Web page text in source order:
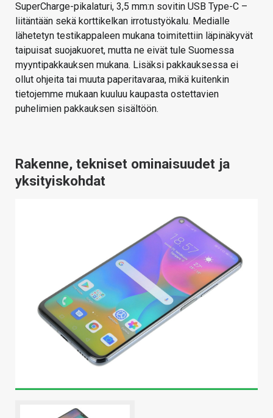
SuperCharge-pikalaturi, 3,5 mm:n sovitin USB Type-C –
liitäntään sekä korttikelkan irrotustyökalu. Medialle
lähetetyn testikappaleen mukana toimitettiin läpinäkyvät
taipuisat suojakuoret, mutta ne eivät tule Suomessa
myyntipakkauksen mukana. Lisäksi pakkauksessa ei
ollut ohjeita tai muuta paperitavaraa, mikä kuitenkin
tietojemme mukaan kuuluu kaupasta ostettavien
puhelimien pakkauksen sisältöön.
Rakenne, tekniset ominaisuudet ja
yksityiskohdat